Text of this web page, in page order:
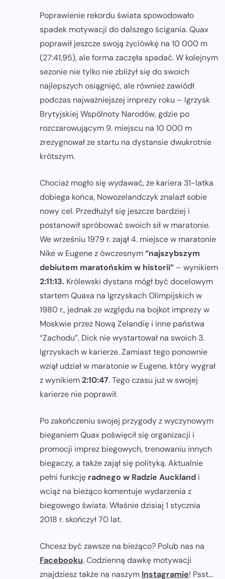
Poprawienie rekordu świata spowodowało
spadek motywacji do dalszego ścigania. Quax
poprawił jeszcze swoją życiówkę na 10 000 m
(27:41,95), ale forma zaczęła spadać. W kolejnym
sezonie nie tylko nie zbliżył się do swoich
najlepszych osiągnięć, ale również zawiódł
podczas najważniejszej imprezy roku – Igrzysk
Brytyjskiej Wspólnoty Narodów, gdzie po
rozczarowującym 9. miejscu na 10 000 m
zrezygnował ze startu na dystansie dwukrotnie
krótszym.
Chociaż mogło się wydawać, że kariera 31-latka
dobiega końca, Nowozelandczyk znalazł sobie
nowy cel. Przedłużył się jeszcze bardziej i
postanowił spróbować swoich sił w maratonie.
We wrześniu 1979 r. zajął 4. miejsce w maratonie
Nike w Eugene z ówczesnym“najszybszym
debiutem maratońskim w historii” – wynikiem
2:11:13. Królewski dystans mógł być docelowym
startem Quaxa na Igrzyskach Olimpijskich w
1980 r., jednak ze względu na bojkot imprezy w
Moskwie przez Nową Zelandię i inne państwa
“Zachodu”, Dick nie wystartował na swoich 3.
Igrzyskach w karierze. Zamiast tego ponownie
wziął udział w maratonie w Eugene, który wygrał
z wynikiem2:10:47. Tego czasu już w swojej
karierze nie poprawił.
Po zakończeniu swojej przygody z wyczynowym
bieganiem Quax poświęcił się organizacji i
promocji imprez biegowych, trenowaniu innych
biegaczy, a także zajął się polityką. Aktualnie
pełni funkcję radnego w Radzie Auckland i
wciąż na bieżąco komentuje wydarzenia z
biegowego świata. Właśnie dzisiaj 1 stycznia
2018 r. skończył 70 lat.
Chcesz być zawsze na bieżąco? Polub nas na
Facebooku. Codzienną dawkę motywacji
znajdziesz także na naszym Instagramie! Psst...